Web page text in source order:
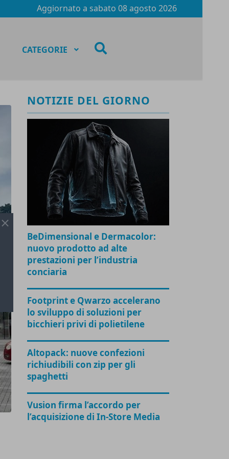
Aggiornato a sabato 08 agosto 2026
CATEGORIE
NOTIZIE DEL GIORNO
BeDimensional e Dermacolor:
nuovo prodotto ad alte
prestazioni per l’industria
conciaria
Footprint e Qwarzo accelerano
lo sviluppo di soluzioni per
bicchieri privi di polietilene
Altopack: nuove confezioni
richiudibili con zip per gli
spaghetti
Vusion firma l’accordo per
l’acquisizione di In-Store Media